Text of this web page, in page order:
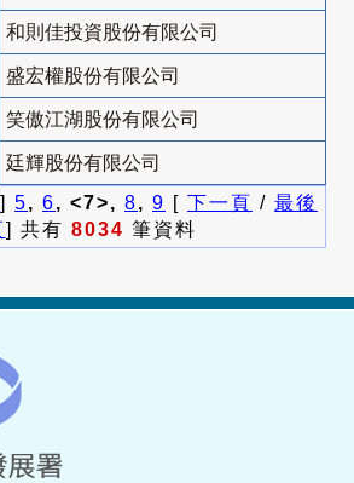
和則佳投資股份有限公司
盛宏權股份有限公司
笑傲江湖股份有限公司
廷輝股份有限公司
] 5, 6, <7>, 8, 9 [ 下一頁 / 最後
] 共有 8034 筆資料